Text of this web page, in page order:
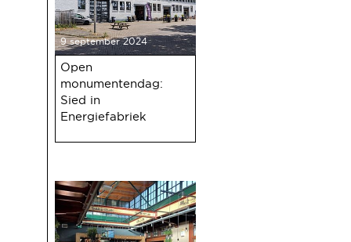
9 september 2024
Open
monumentendag:
Sied in
Energiefabriek